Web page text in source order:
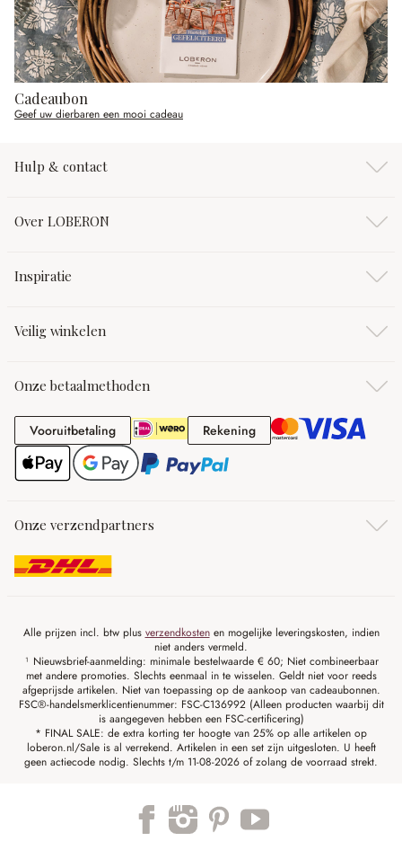
Cadeaubon
Geef uw dierbaren een mooi cadeau
Hulp & contact
Over LOBERON
Inspiratie
Veilig winkelen
Onze betaalmethoden
VooruitbetalingVooruitbetaling RekeningRekening
Onze verzendpartners
Alle prijzen incl. btw plus verzendkostenen mogelijke leveringskosten, indien
niet anders vermeld.
¹ Nieuwsbrief-aanmelding: minimale bestelwaarde € 60; Niet combineerbaar
met andere promoties. Slechts eenmaal in te wisselen. Geldt niet voor reeds
afgeprijsde artikelen. Niet van toepassing op de aankoop van cadeaubonnen.
FSC®-handelsmerklicentienummer: FSC-C136992 (Alleen producten waarbij dit
is aangegeven hebben een FSC-certificering)
* FINAL SALE: de extra korting ter hoogte van 25% op alle artikelen op
loberon.nl/Sale is al verrekend. Artikelen in een set zijn uitgesloten. U heeft
geen actiecode nodig. Slechts t/m 11-08-2026 of zolang de voorraad strekt.